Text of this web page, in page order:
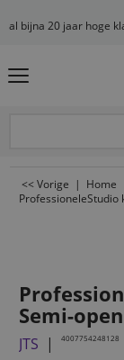
al bijna 20 jaar hoge
<< Vorige | Home
ProfessioneleStudio
Semi-
JTS 4007754248128